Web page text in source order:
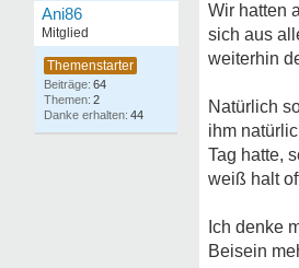
Ani86
Mitglied
64
2
44
Wir hatten
sich aus
weiterhin
Natürlich
ihm
Tag hatte,
weiß halt
Ich denke
Beisein